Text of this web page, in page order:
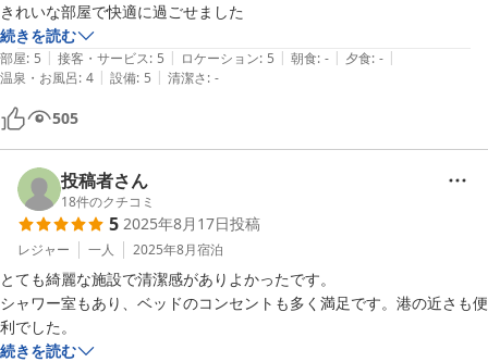
きれいな部屋で快適に過ごせました
続きを読む
部屋: 5 | 接客・サービス: 5 | ロケーション: 5 | 朝食: - | 夕食: - |
温泉・お風呂: 4 | 設備: 5 | 清潔さ: -
505
投稿者さん
18件のクチコミ
5 2025年8月17日投稿
レジャー 一人 2025年8月宿泊
とても綺麗な施設で清潔感がありよかったです。
シャワー室もあり、ベッドのコンセントも多く満足です。港の近さも便
利でした。
続きを読む